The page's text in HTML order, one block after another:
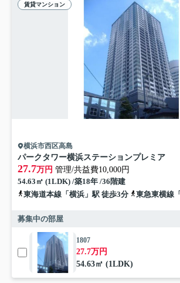
賃貸マンション
横浜市西区高島
パークタワー横浜ステーションプレミア
27.7万円 管理/共益費10,000円
54.63㎡ (1LDK) /築18年 /36階建
東海道本線「横浜」駅 徒歩3分
東急東横線
募集中の部屋
1807
27.7万円
54.63㎡ (1LDK)